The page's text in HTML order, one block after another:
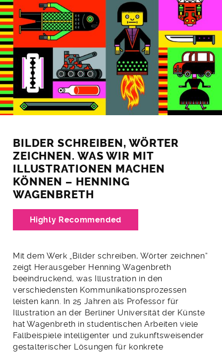
BILDER SCHREIBEN, WÖRTER
ZEICHNEN. WAS WIR MIT
ILLUSTRATIONEN MACHEN
KÖNNEN – HENNING
WAGENBRETH
Highly Recommended
Mit dem Werk „Bilder schreiben, Wörter zeichnen“
zeigt Herausgeber Henning Wagenbreth
beeindruckend, was Illustration in den
verschiedensten Kommunikationsprozessen
leisten kann. In 25 Jahren als Professor für
Illustration an der Berliner Universität der Künste
hat Wagenbreth in studentischen Arbeiten viele
Fallbeispiele intelligenter und zukunftsweisender
gestalterischer Lösungen für konkrete